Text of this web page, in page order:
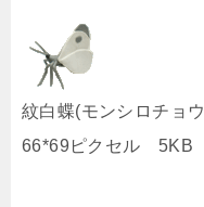
紋白蝶(モンシロチョ
66*69ピクセル 5KB